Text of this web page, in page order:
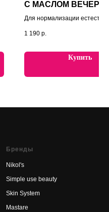
С МАСЛОМ
ПРИМУЛЫ
Для нормализации
гидролипидной мантии.
1 190 р.
Купить
Бренды
Nikol's
Simple use beauty
Skin System
Mastare